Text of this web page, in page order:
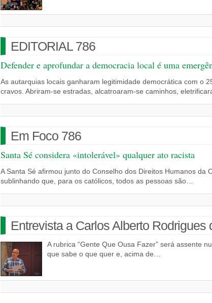
EDITORIAL 786
Defender e aprofundar a democracia local é uma
As autarquias locais ganharam legitimidade democrática com o
cravos. Abriram-se estradas, alcatroaram-se caminhos,
Em Foco 786
Santa Sé considera «intolerável» qualquer ato racista
A Santa Sé afirmou junto do Conselho dos Direitos Humanos da
sublinhando que, para os católicos, todos as pessoas são…
Entrevista a Carlos Alberto Rodrigues
A rubrica “Gente Que Ousa Fazer” será assente
que sabe o que quer e, acima de…